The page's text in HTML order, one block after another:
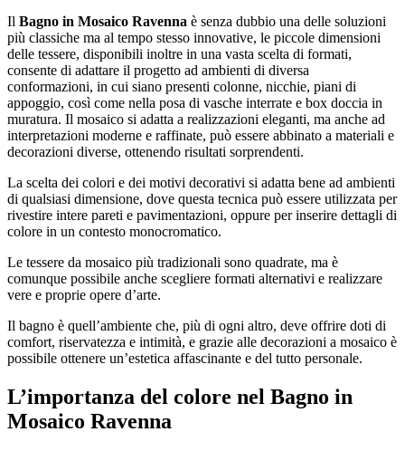
Il Bagno in Mosaico Ravenna è senza dubbio una delle soluzioni
più classiche ma al tempo stesso innovative, le piccole dimensioni
delle tessere, disponibili inoltre in una vasta scelta di formati,
consente di adattare il progetto ad ambienti di diversa
conformazioni, in cui siano presenti colonne, nicchie, piani di
appoggio, così come nella posa di vasche interrate e box doccia in
muratura. Il mosaico si adatta a realizzazioni eleganti, ma anche ad
interpretazioni moderne e raffinate, può essere abbinato a materiali e
decorazioni diverse, ottenendo risultati sorprendenti.
La scelta dei colori e dei motivi decorativi si adatta bene ad ambienti
di qualsiasi dimensione, dove questa tecnica può essere utilizzata per
rivestire intere pareti e pavimentazioni, oppure per inserire dettagli di
colore in un contesto monocromatico.
Le tessere da mosaico più tradizionali sono quadrate, ma è
comunque possibile anche scegliere formati alternativi e realizzare
vere e proprie opere d’arte.
Il bagno è quell’ambiente che, più di ogni altro, deve offrire doti di
comfort, riservatezza e intimità, e grazie alle decorazioni a mosaico è
possibile ottenere un’estetica affascinante e del tutto personale.
L’importanza del colore nel Bagno in
Mosaico Ravenna